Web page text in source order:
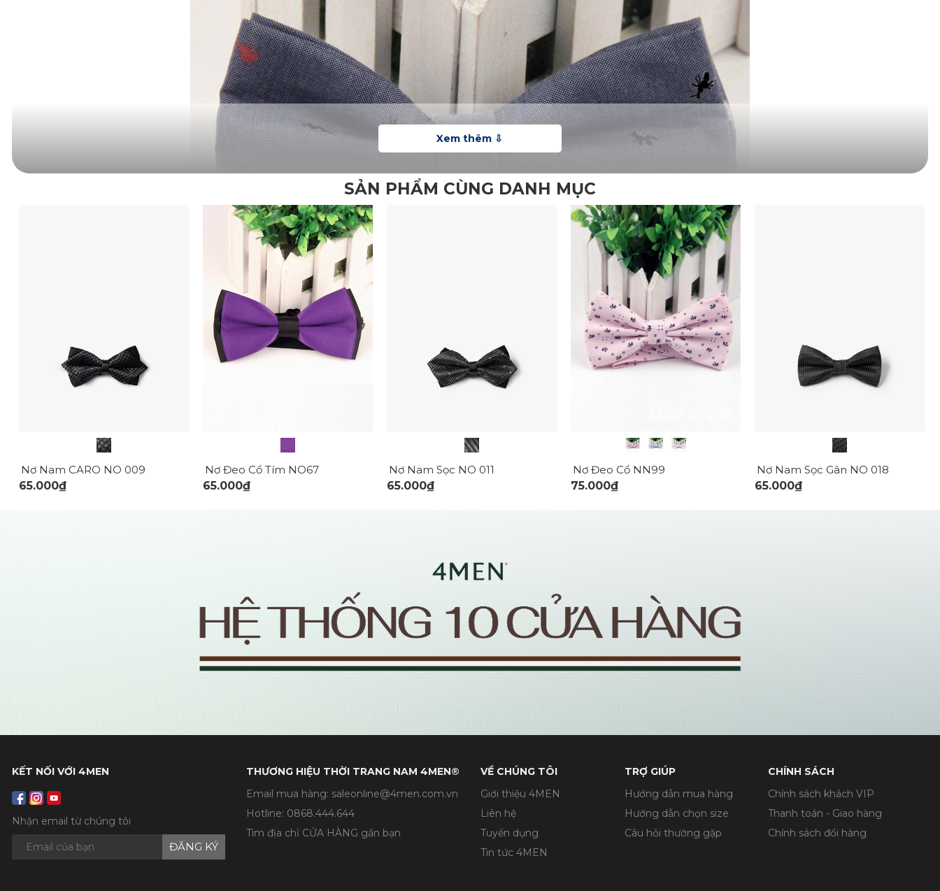
SẢN PHẨM CÙNG DANH MỤC
Nơ Nam CARO NO 009
65.000₫
Nơ Đeo Cổ Tím NO67
65.000₫
Nơ Nam Sọc NO 011
65.000₫
Nơ Đeo Cổ NN99
75.000₫
Nơ Nam Sọc Gân NO 018
65.000₫
KẾT NỐI VỚI 4MEN
Nhận email từ chúng tôi
ĐĂNG KÝ
THƯƠNG HIỆU THỜI TRANG NAM 4MEN®
Email mua hàng: saleonline@4men.com.vn
Hotline: 0868.444.644
Tìm địa chỉ CỬA HÀNG gần bạn
VỀ CHÚNG TÔI
Giới thiệu 4MEN
Liên hệ
Tuyển dụng
Tin tức 4MEN
TRỢ GIÚP
Hướng dẫn mua hàng
Hướng dẫn chọn size
Câu hỏi thường gặp
CHÍNH SÁCH
Chính sách khách VIP
Thanh toán - Giao hàng
Chính sách đổi hàng